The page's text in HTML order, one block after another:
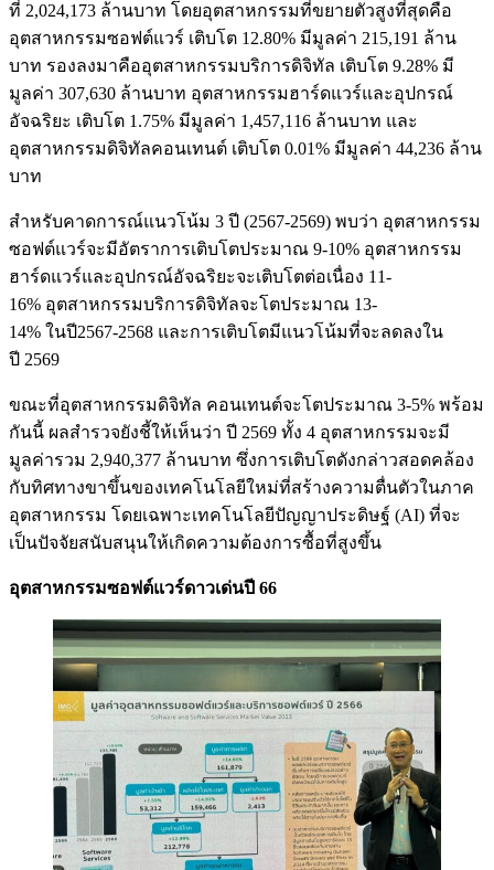
ที่ 2,024,173 ล้านบาท โดยอุตสาหกรรมที่ขยายตัวสูงที่สุดคือ
อุตสาหกรรมซอฟต์แวร์ เติบโต 12.80% มีมูลค่า 215,191 ล้าน
บาท รองลงมาคืออุตสาหกรรมบริการดิจิทัล เติบโต 9.28% มี
มูลค่า 307,630 ล้านบาท อุตสาหกรรมฮาร์ดแวร์และอุปกรณ์
อัจฉริยะ เติบโต 1.75% มีมูลค่า 1,457,116 ล้านบาท และ
อุตสาหกรรมดิจิทัลคอนเทนต์ เติบโต 0.01% มีมูลค่า 44,236 ล้าน
บาท
สำหรับคาดการณ์แนวโน้ม 3 ปี (2567-2569) พบว่า อุตสาหกรรม
ซอฟต์แวร์จะมีอัตราการเติบโตประมาณ 9-10% อุตสาหกรรม
ฮาร์ดแวร์และอุปกรณ์อัจฉริยะจะเติบโตต่อเนื่อง 11-
16% อุตสาหกรรมบริการดิจิทัลจะโตประมาณ 13-
14% ในปี2567-2568 และการเติบโตมีแนวโน้มที่จะลดลงใน
ปี 2569
ขณะที่อุตสาหกรรมดิจิทัล คอนเทนต์จะโตประมาณ 3-5% พร้อม
กันนี้ ผลสำรวจยังชี้ให้เห็นว่า ปี 2569 ทั้ง 4 อุตสาหกรรมจะมี
มูลค่ารวม 2,940,377 ล้านบาท ซึ่งการเติบโตดังกล่าวสอดคล้อง
กับทิศทางขาขึ้นของเทคโนโลยีใหม่ที่สร้างความตื่นตัวในภาค
อุตสาหกรรม โดยเฉพาะเทคโนโลยีปัญญาประดิษฐ์ (AI) ที่จะ
เป็นปัจจัยสนับสนุนให้เกิดความต้องการซื้อที่สูงขึ้น
อุตสาหกรรมซอฟต์แวร์ดาวเด่นปี 66